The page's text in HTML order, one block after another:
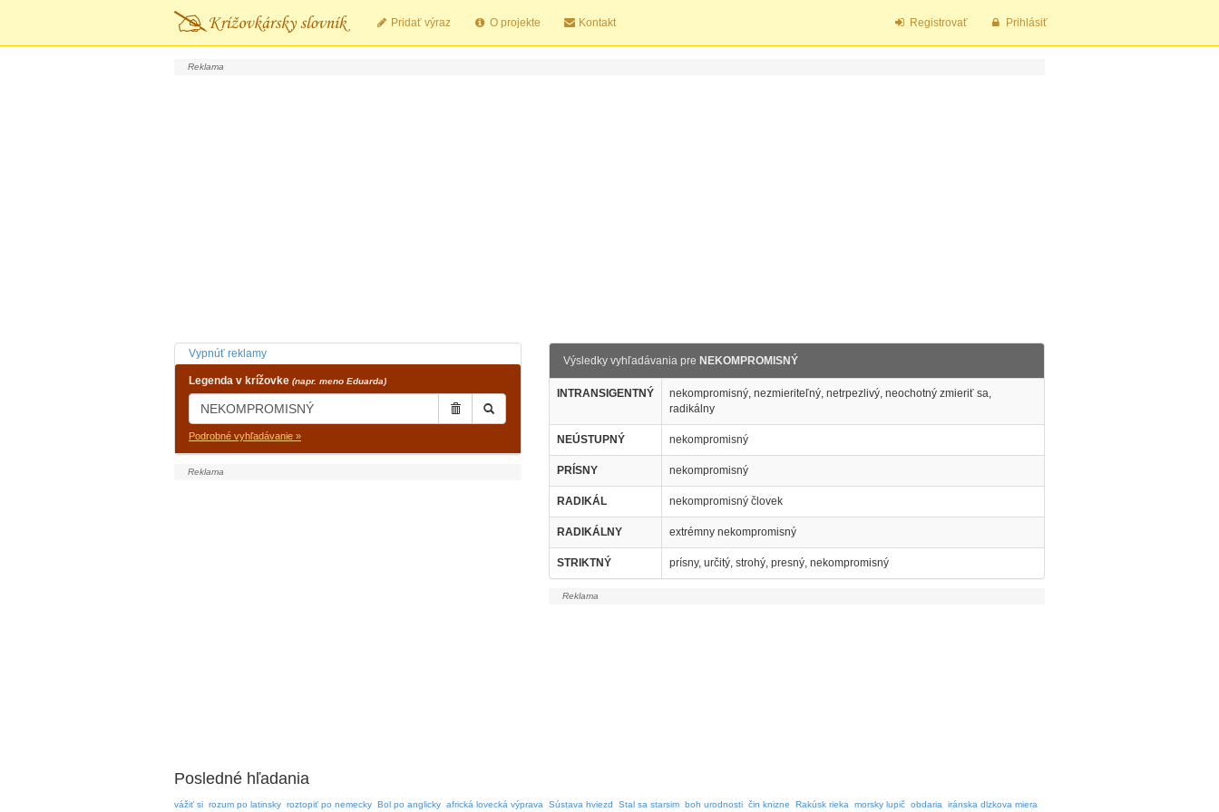
Pridať výraz O projekte Kontakt Registrovať Prihlásiť
Vypnúť reklamy
Legenda v krížovke (napr. meno Eduarda)
Podrobné vyhľadávanie »
Výsledky vyhľadávania pre NEKOMPROMISNÝ
INTRANSIGENTNÝ
nekompromisný, nezmieriteľný, netrpezlivý, neochotný zmieriť sa,
radikálny
NEÚSTUPNÝ nekompromisný
PRÍSNY nekompromisný
RADIKÁL nekompromisný človek
RADIKÁLNY extrémny nekompromisný
STRIKTNÝ prísny, určitý, strohý, presný, nekompromisný
Posledné hľadania
vážiť si rozum po latinsky roztopiť po nemecky Bol po anglicky africká lovecká výprava Sústava hviezd Stal sa starsim boh urodnosti čin knizne Rakúsk rieka morsky lupič obdaria iránska dlzkova miera